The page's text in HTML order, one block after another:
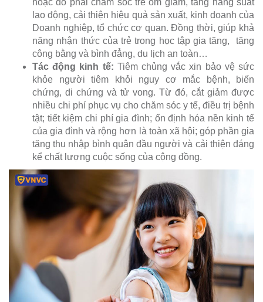
hoặc do phải chăm sóc trẻ ốm giảm, tăng năng suất
lao động, cải thiện hiệu quả sản xuất, kinh doanh của
Doanh nghiệp, tổ chức cơ quan. Đồng thời, giúp khả
năng nhận thức của trẻ trong học tập gia tăng, tăng
công bằng và bình đẳng, du lịch an toàn…
Tác động kinh tế: Tiêm chủng vắc xin bảo vệ sức
khỏe người tiêm khỏi nguy cơ mắc bệnh, biến
chứng, di chứng và tử vong. Từ đó, cắt giảm được
nhiều chi phí phục vụ cho chăm sóc y tế, điều trị bệnh
tật; tiết kiệm chi phí gia đình; ổn định hóa nền kinh tế
của gia đình và rộng hơn là toàn xã hội; góp phần gia
tăng thu nhập bình quân đầu người và cải thiện đáng
kể chất lượng cuộc sống của cộng đồng.